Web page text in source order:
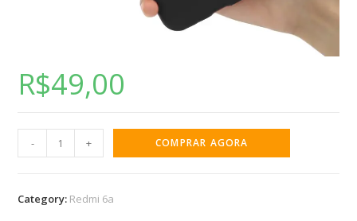
R$49,00
- + COMPRAR AGORA
Category: Redmi 6a